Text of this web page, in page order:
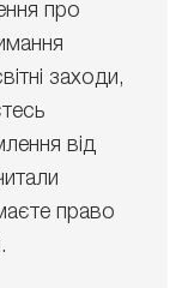
про
заходи,
від
право